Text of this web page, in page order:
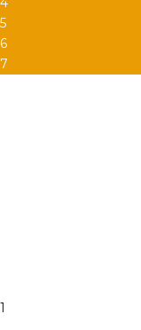
5
6
7
1